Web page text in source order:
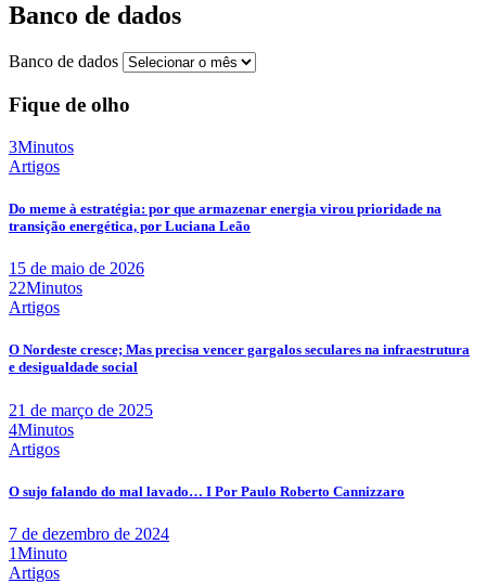
Banco de dados
Banco de dados
Fique de olho
3Minutos
Artigos
Do meme à estratégia: por que armazenar energia virou prioridade na
transição energética, por Luciana Leão
15 de maio de 2026
22Minutos
Artigos
O Nordeste cresce; Mas precisa vencer gargalos seculares na infraestrutura
e desigualdade social
21 de março de 2025
4Minutos
Artigos
O sujo falando do mal lavado… I Por Paulo Roberto Cannizzaro
7 de dezembro de 2024
1Minuto
Artigos